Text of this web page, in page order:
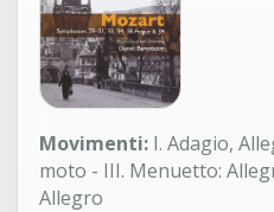
Movimenti: I. Adagio,
moto - III. Menuetto:
Allegro